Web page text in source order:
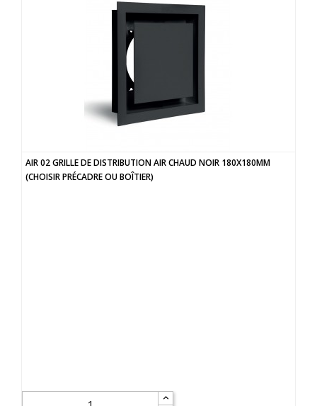
AIR 02 GRILLE DE DISTRIBUTION AIR CHAUD NOIR 180X180MM
(CHOISIR PRÉCADRE OU BOÎTIER)